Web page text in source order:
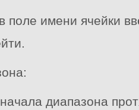
поле имени ячейки
диапазона